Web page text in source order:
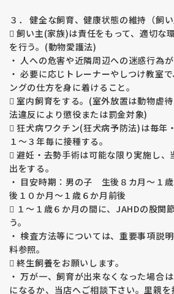
外耳炎についても親子の体質が似ますの
はしておりません。
【prcd-ＰＲＡ、ＰＲＡ１、ＰＲＡ２】
福田ブリーダーの親犬たちは全頭検査
たちはprcd-ＰＲＡ、ＰＲＡ１、ＰＲＡ
わせで繁殖をしています。
ゴールデン・レトレバーのprcd-ＰＲＡ
（ラブラドールはprcd-ＰＲＡのみ）は
ＰＲＡは進行性網膜委縮症という病気で
まう病気です。治療方法はありません。
【運動誘発性虚脱 （EIC）】
福田ブリーダーの親犬たち（ラブラドー
み、生まれてくる子犬たちはEICを発症
殖をしています。
ラブラドル・レトレバーの運動誘発性虚
す。
激しい運動で虚脱が誘発され、四肢が
しまう、力が入らなくなってしまいます
脱から回復します。治療方法はありませ
【変性性脊髄症 （ＤＭ）】
３． 健全な飼育、健康状態の維持（飼
 飼い主(家族)は責任をもって、適切な
を行う。(動物愛護法)
・ 人への危害や近隣周辺への迷惑行為
・ 必要に応じトレーナーやしつけ教室
ングの仕方を身に着けること。
 室内飼育をする。(室外放置は動物虐
法違反により懲役または罰金対象)
 狂犬病ワクチン(狂犬病予防法)は毎年
１～３年毎に接種する。
 避妊・去勢手術は可能な限り実施し
出をする。
・ 目安時期：男の子 生後８カ月～
後１０か月～１歳６か月前後
 １～１歳６か月の間に、JAHDの股関
う。
・ 検査方法等については、重要事項説
料参照。
 終生飼養をお願いします。
・ 万が一、飼育が出来なくなった場合
になるか、当店へご相談下さい。里親